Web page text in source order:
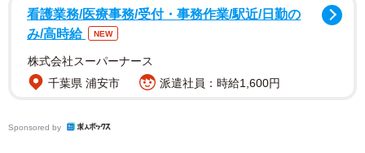
といった先輩たちのアドバイスを受け、不安を抱えながら
幸い、学生数の多い総合大学ということもあり、大学内で
ており、Aさんはいくつかの企業と出会うことができまし
看護業務/医療事務/受付・事務作業/駅近/日勤の
み/高時給
NEW
株式会社スーパーナース
千葉県 浦安市
派遣社員：時給1,600円
Sponsored by